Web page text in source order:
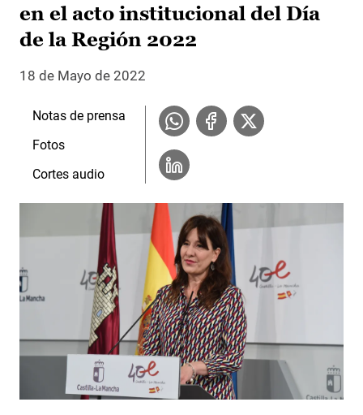
en el acto institucional del Día
de la Región 2022
18 de Mayo de 2022
Notas de prensa
Fotos
Cortes audio